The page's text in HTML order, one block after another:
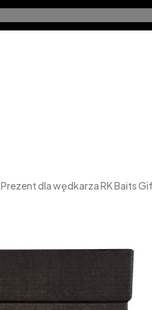
Prezent dla wędkarza RK Baits